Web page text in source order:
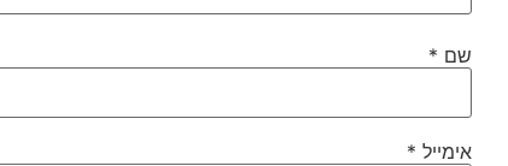
שם *
אימייל *